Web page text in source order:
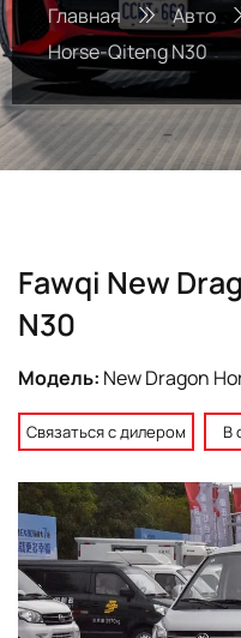
Главная Авто
Horse-Qiteng N30
Fawqi New
N30
Модель: New Dragon
Связаться с дилером В